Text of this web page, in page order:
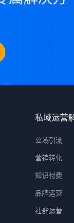
私域运营
公域引流
营销转化
知识付费
品牌运营
社群运营